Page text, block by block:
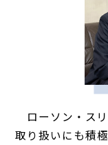
ローソン・ス
取り扱いにも積